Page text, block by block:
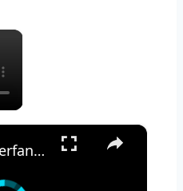
×
×
Belgium 'superfans' pack Fairfield chocolate shop for World Cup watch party